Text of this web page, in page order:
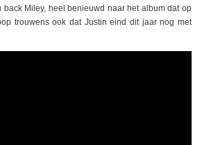
back Miley, heel benieuwd naar het album dat op
trouwens ook dat Justin eind dit jaar nog met